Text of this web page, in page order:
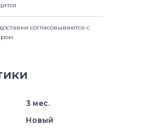
согласовываются с
3 мес.
Новый